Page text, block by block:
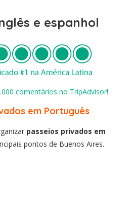
e espanhol
comentários no TripAdvisor!
em Português
passeios privados em
pontos de Buenos Aires.